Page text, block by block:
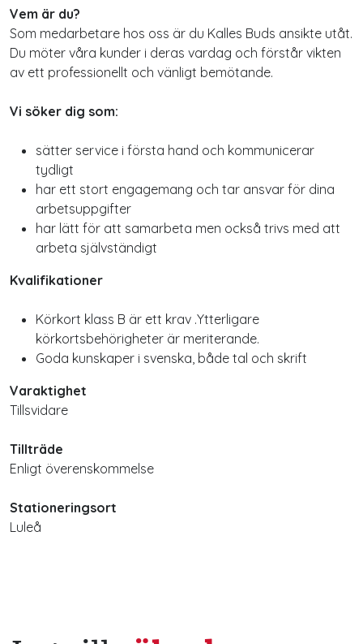
Vem är du?
Som medarbetare hos oss är du Kalles Buds ansikte utåt.
Du möter våra kunder i deras vardag och förstår vikten
av ett professionellt och vänligt bemötande.
Vi söker dig som:
sätter service i första hand och kommunicerar
tydligt
har ett stort engagemang och tar ansvar för dina
arbetsuppgifter
har lätt för att samarbeta men också trivs med att
arbeta självständigt
Kvalifikationer
Körkort klass B är ett krav .Ytterligare
körkortsbehörigheter är meriterande.
Goda kunskaper i svenska, både tal och skrift
Varaktighet
Tillsvidare
Tillträde
Enligt överenskommelse
Stationeringsort
Luleå